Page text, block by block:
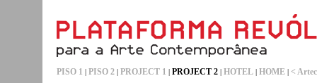
PISO 1 | PISO 2 | PROJECT 1 | PROJECT 2 | HOTEL | HOME | <